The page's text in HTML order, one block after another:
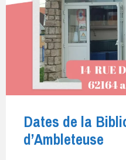
Dates de la
d’Ambleteuse